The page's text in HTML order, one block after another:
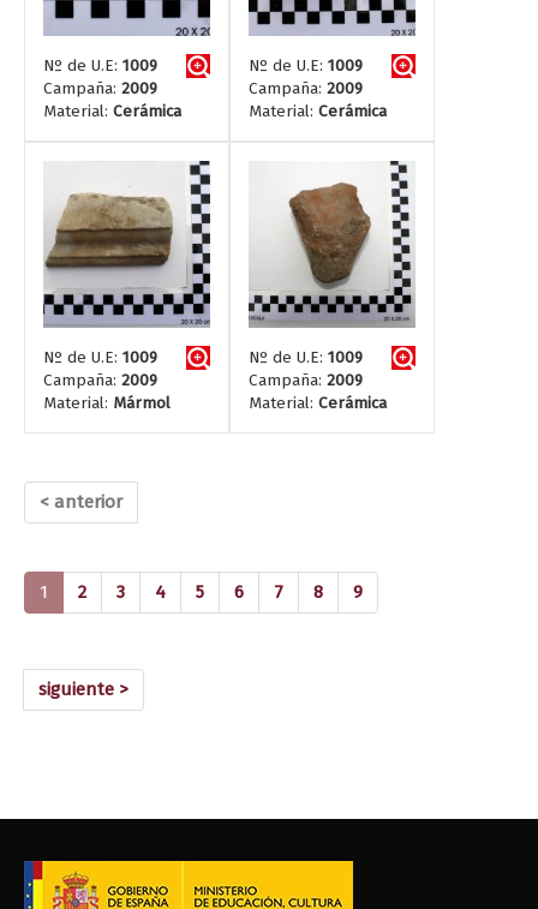
Nº de U.E: 1009
Campaña: 2009
Material: Cerámica
Nº de U.E: 1009
Campaña: 2009
Material: Cerámica
Nº de U.E: 1009
Campaña: 2009
Material: Mármol
Nº de U.E: 1009
Campaña: 2009
Material: Cerámica
< anterior
1 (current)
2 3 4 5 6 7 8 9
siguiente >